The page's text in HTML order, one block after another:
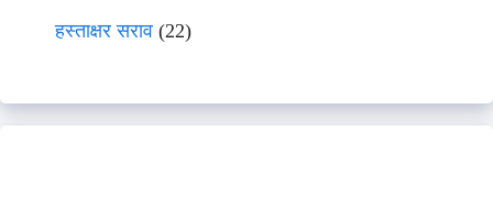
हस्ताक्षर सराव (22)